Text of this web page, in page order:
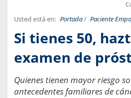
Usted está en: Portada/ Paciente
Si tienes 50,
examen de
Quienes tienen mayor riesgo
antecedentes familiares de